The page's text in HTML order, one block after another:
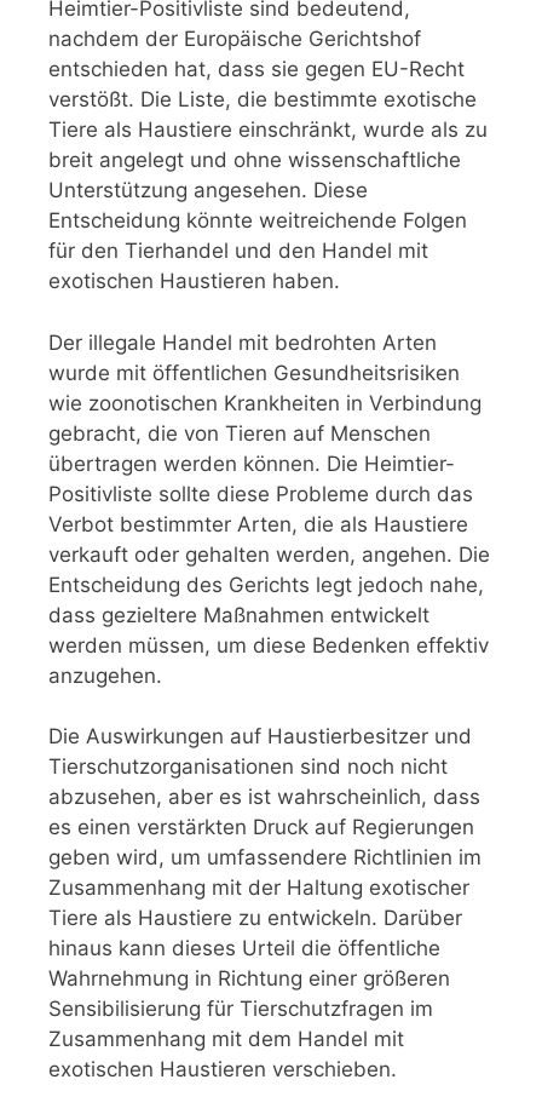
Heimtier-Positivliste sind bedeutend,
nachdem der Europäische Gerichtshof
entschieden hat, dass sie gegen EU-Recht
verstößt. Die Liste, die bestimmte exotische
Tiere als Haustiere einschränkt, wurde als zu
breit angelegt und ohne wissenschaftliche
Unterstützung angesehen. Diese
Entscheidung könnte weitreichende Folgen
für den Tierhandel und den Handel mit
exotischen Haustieren haben.
Der illegale Handel mit bedrohten Arten
wurde mit öffentlichen Gesundheitsrisiken
wie zoonotischen Krankheiten in Verbindung
gebracht, die von Tieren auf Menschen
übertragen werden können. Die Heimtier-
Positivliste sollte diese Probleme durch das
Verbot bestimmter Arten, die als Haustiere
verkauft oder gehalten werden, angehen. Die
Entscheidung des Gerichts legt jedoch nahe,
dass gezieltere Maßnahmen entwickelt
werden müssen, um diese Bedenken effektiv
anzugehen.
Die Auswirkungen auf Haustierbesitzer und
Tierschutzorganisationen sind noch nicht
abzusehen, aber es ist wahrscheinlich, dass
es einen verstärkten Druck auf Regierungen
geben wird, um umfassendere Richtlinien im
Zusammenhang mit der Haltung exotischer
Tiere als Haustiere zu entwickeln. Darüber
hinaus kann dieses Urteil die öffentliche
Wahrnehmung in Richtung einer größeren
Sensibilisierung für Tierschutzfragen im
Zusammenhang mit dem Handel mit
exotischen Haustieren verschieben.